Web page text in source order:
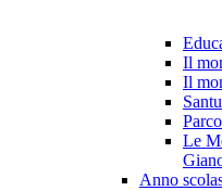
Il
Il
Le
Anno